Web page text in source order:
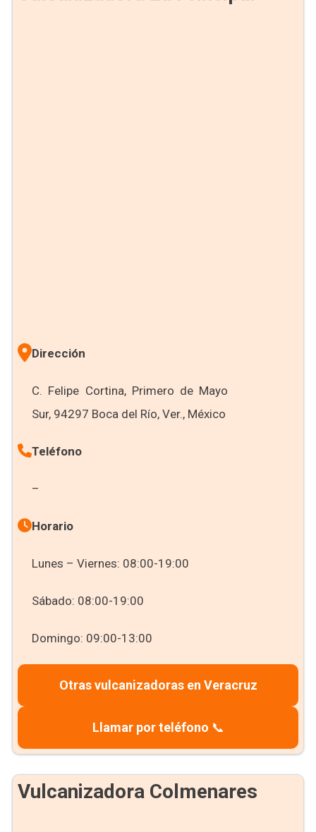
Dirección
C. Felipe Cortina, Primero de Mayo
Sur, 94297 Boca del Río, Ver., México
Teléfono
–
Horario
Lunes – Viernes: 08:00-19:00
Sábado: 08:00-19:00
Domingo: 09:00-13:00
Otras vulcanizadoras en Veracruz
Llamar por teléfono 📞
Vulcanizadora Colmenares